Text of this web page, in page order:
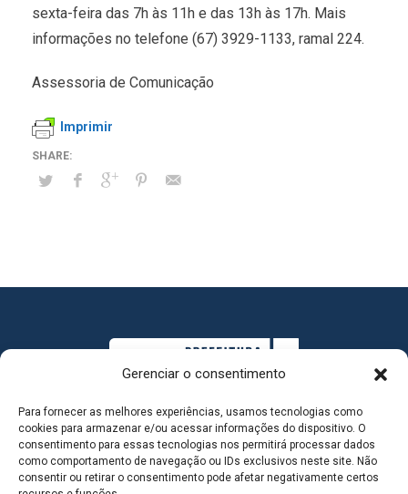
Gerenciar o consentimento
Para fornecer as melhores experiências, usamos tecnologias como
cookies para armazenar e/ou acessar informações do dispositivo. O
consentimento para essas tecnologias nos permitirá processar dados
como comportamento de navegação ou IDs exclusivos neste site. Não
consentir ou retirar o consentimento pode afetar negativamente certos
sexta-feira das 7h às 11h e das 13h às 17h. Mais
informações no telefone (67) 3929-1133, ramal 224.
Assessoria de Comunicação
Imprimir
MAPA DO SITE